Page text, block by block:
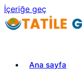
İçeriğe geç
Ana sayfa